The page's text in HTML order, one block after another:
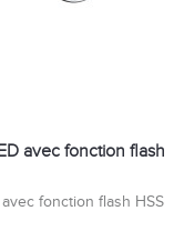
avec fonction flash
fonction flash HSS